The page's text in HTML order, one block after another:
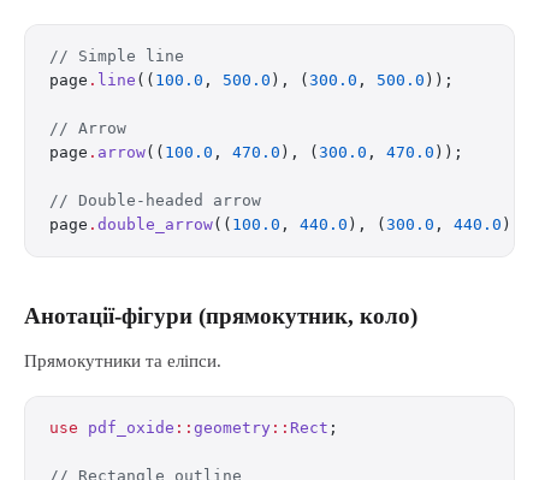
// Simple line
page . line (( 100.0 , 500.0 ), ( 300.0 , 500.0 ));
// Arrow
page . arrow(( 100.0 , 470.0 ), ( 300.0 , 470.0 ));
// Double-headed arrow
page . double_arrow(( 100.0 , 440.0 ), ( 300.0 , 440.0 ));
Анотації-фігури (прямокутник, коло)
Прямокутники та еліпси.
use pdf_oxide :: geometry :: Rect ;
// Rectangle outline